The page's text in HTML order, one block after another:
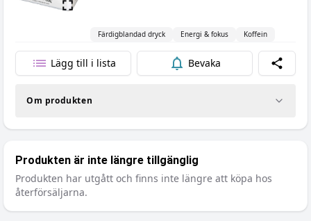
Färdigblandad dryck Energi & fokus Koffein
Lägg till i lista Bevaka Dela
Om produkten
Produkten är inte längre tillgänglig
Produkten har utgått och finns inte längre att köpa hos
återförsäljarna.